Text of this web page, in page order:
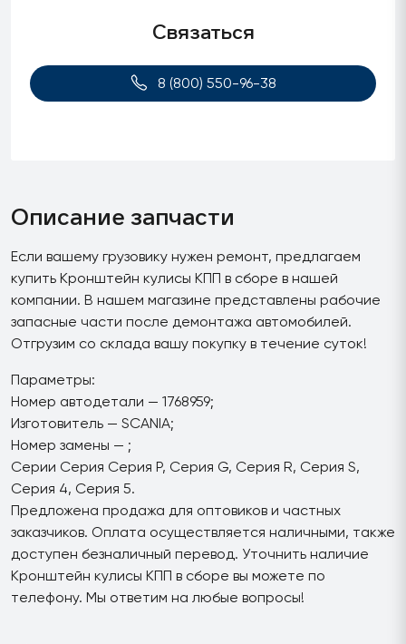
Связаться
8 (800) 550-96-38
Описание запчасти
Если вашему грузовику нужен ремонт, предлагаем
купить Кронштейн кулисы КПП в сборе в нашей
компании. В нашем магазине представлены рабочие
запасные части после демонтажа автомобилей.
Отгрузим со склада вашу покупку в течение суток!
Параметры:
Номер автодетали — 1768959;
Изготовитель — SCANIA;
Номер замены — ;
Серии Серия Серия P, Серия G, Серия R, Серия S,
Серия 4, Серия 5.
Предложена продажа для оптовиков и частных
заказчиков. Оплата осуществляется наличными, также
доступен безналичный перевод. Уточнить наличие
Кронштейн кулисы КПП в сборе вы можете по
телефону. Мы ответим на любые вопросы!